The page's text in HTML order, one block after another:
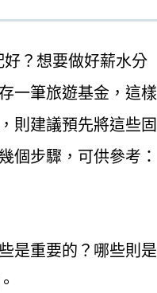
？想要做好薪水分
一筆旅遊基金，這樣
則建議預先將這些固
個步驟，可供參考：
是重要的？哪些則是